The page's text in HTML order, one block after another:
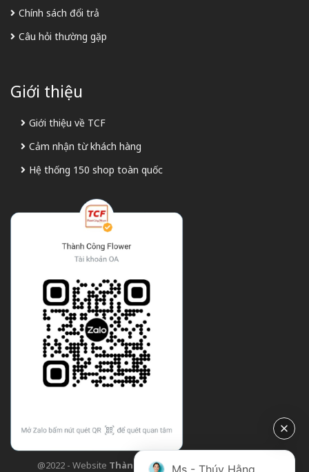
Chính sách đổi trả
Câu hỏi thường gặp
Giới thiệu
Giới thiệu về TCF
Cảm nhận từ khách hàng
Hệ thống 150 shop toàn quốc
@2022 - Website Thành Công Flower| Design bởi
Ms - Thúy Hằng